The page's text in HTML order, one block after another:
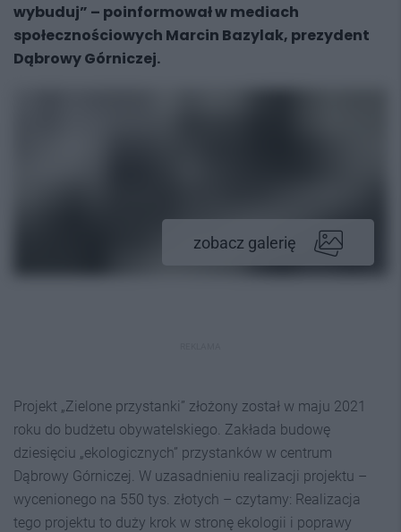
wybuduj” – poinformował w mediach
społecznościowych Marcin Bazylak, prezydent
Dąbrowy Górniczej.
zobacz galerię
Projekt „Zielone przystanki” złożony został w maju 2021
roku do budżetu obywatelskiego. Zakłada budowę
dziesięciu „ekologicznych” przystanków w centrum
Dąbrowy Górniczej. W uzasadnieniu realizacji projektu –
wycenionego na 550 tys. złotych – czytamy: Realizacja
tego projektu to duży krok w stronę ekologii i poprawy